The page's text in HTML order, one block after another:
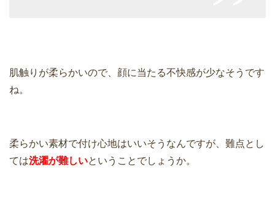
肌触りが柔らかいので、顔に当たる不快感が少なそうです
ね。
柔らかい素材で付け心地はいいそうなんですが、難点とし
ては洗濯が難しいということでしょうか。